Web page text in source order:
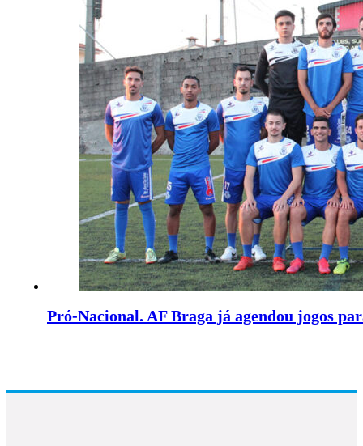
Pró-Nacional. AF Braga já agendou jogos